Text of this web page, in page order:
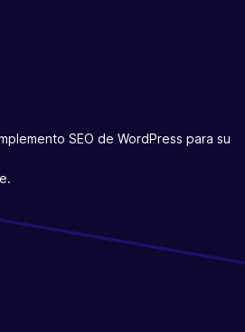
SEO de WordPress para su
en GitHuben GitHub